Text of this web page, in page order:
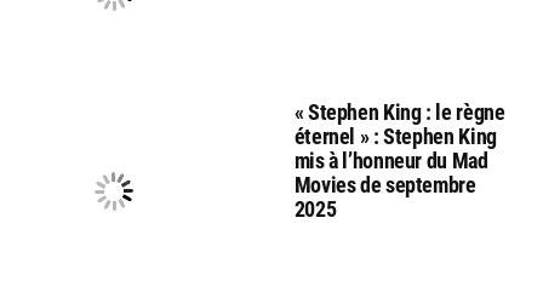
« Stephen King : le règne
éternel » : Stephen King
mis à l’honneur du Mad
Movies de septembre
2025